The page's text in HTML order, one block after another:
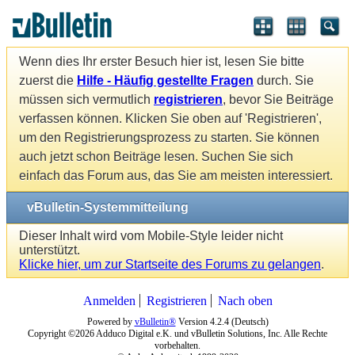
Wenn dies Ihr erster Besuch hier ist, lesen Sie bitte
zuerst die Hilfe - Häufig gestellte Fragen durch. Sie
müssen sich vermutlich registrieren, bevor Sie Beiträge
verfassen können. Klicken Sie oben auf 'Registrieren',
um den Registrierungsprozess zu starten. Sie können
auch jetzt schon Beiträge lesen. Suchen Sie sich
einfach das Forum aus, das Sie am meisten interessiert.
vBulletin-Systemmitteilung
Dieser Inhalt wird vom Mobile-Style leider nicht
unterstützt.
Klicke hier, um zur Startseite des Forums zu gelangen.
Anmelden Registrieren Nach oben
Powered by vBulletin®Version 4.2.4 (Deutsch)
Copyright ©2026 Adduco Digital e.K. und vBulletin Solutions, Inc. Alle Rechte
vorbehalten.